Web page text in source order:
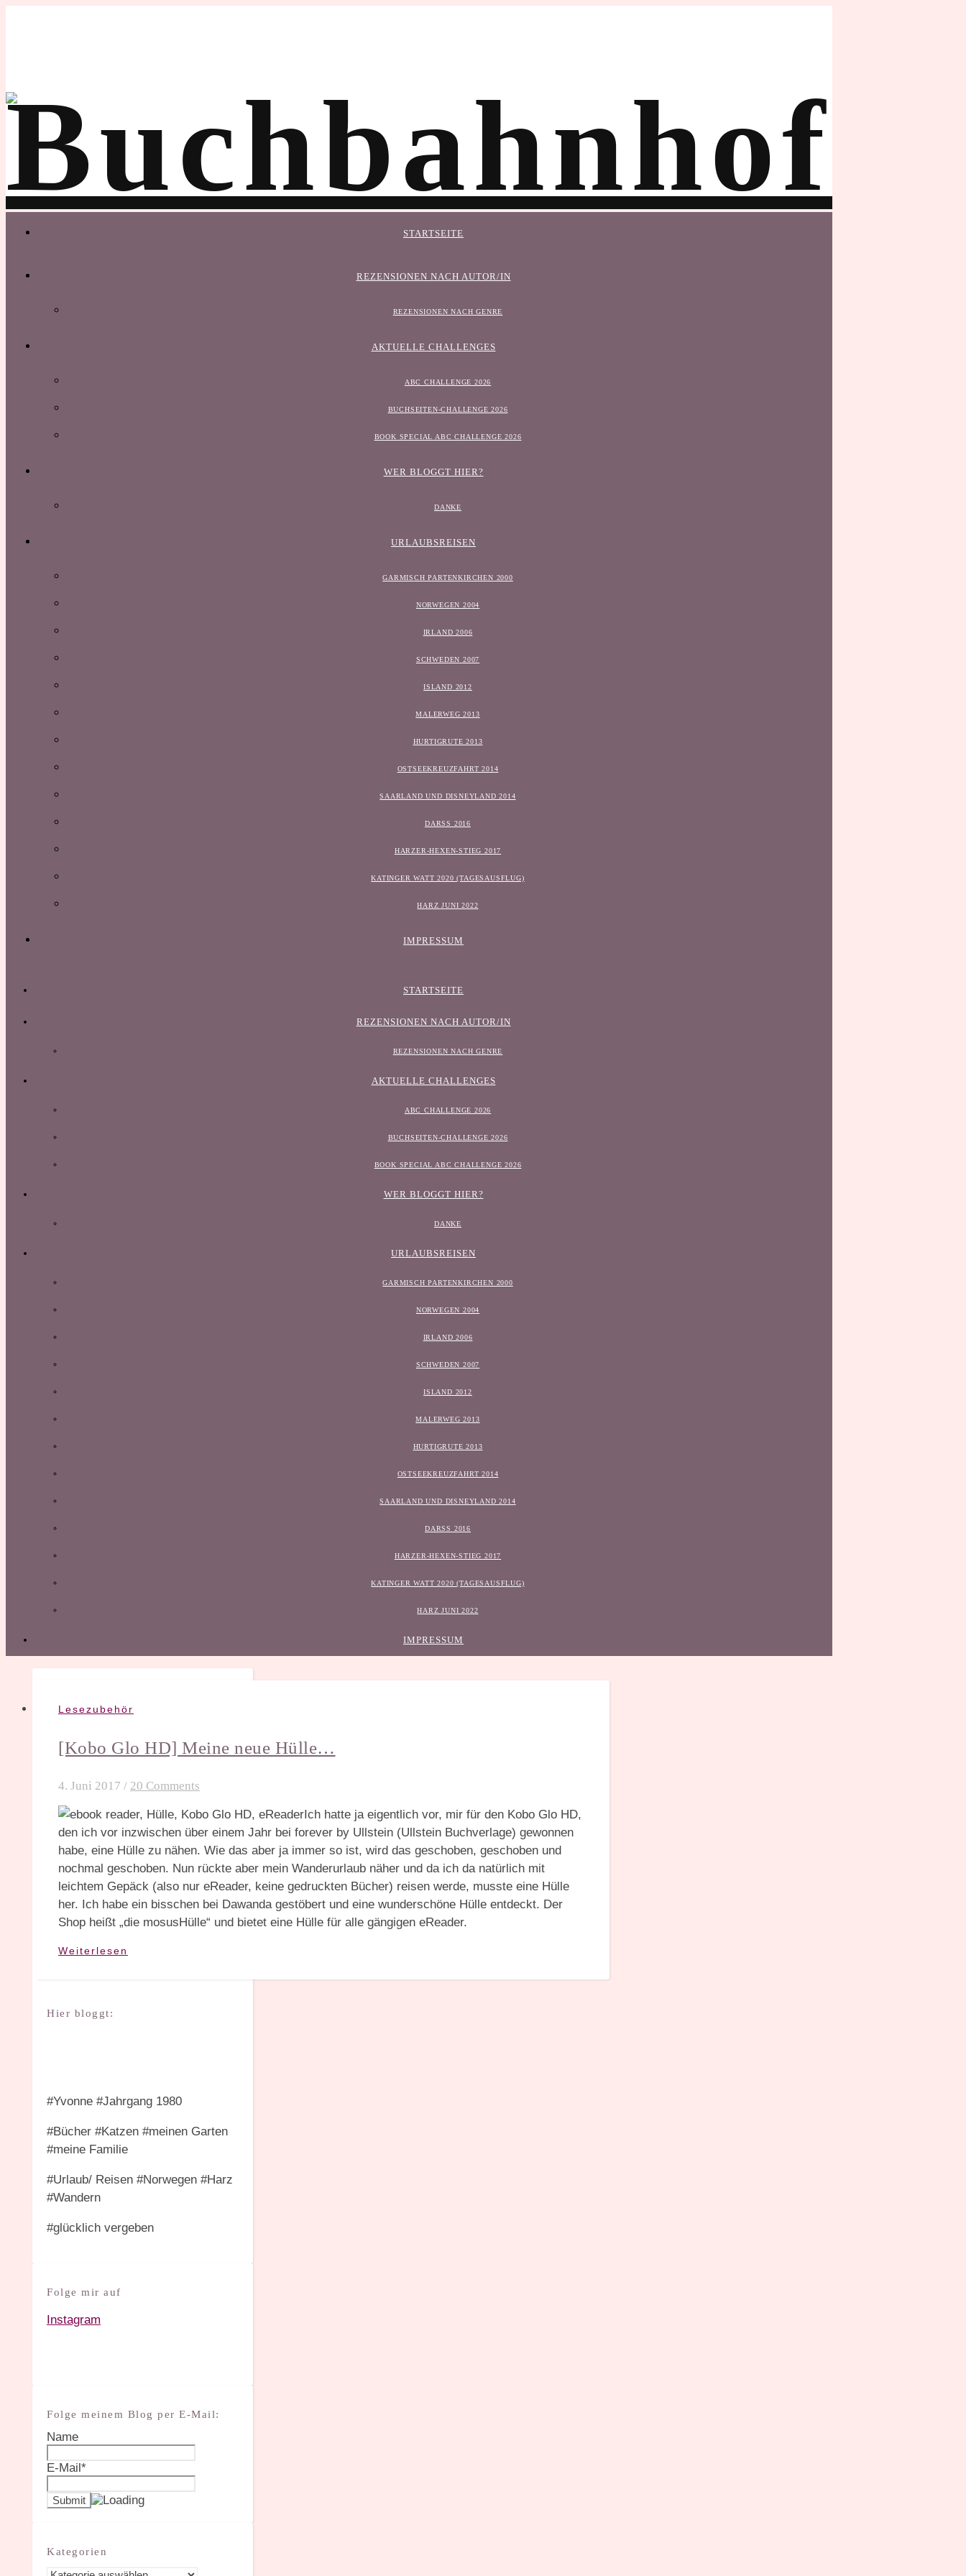
STARTSEITE
REZENSIONEN NACH AUTOR/IN
REZENSIONEN NACH GENRE
AKTUELLE CHALLENGES
ABC CHALLENGE 2026
BUCHSEITEN-CHALLENGE 2026
BOOK SPECIAL ABC CHALLENGE 2026
WER BLOGGT HIER?
DANKE
URLAUBSREISEN
GARMISCH PARTENKIRCHEN 2000
NORWEGEN 2004
IRLAND 2006
SCHWEDEN 2007
ISLAND 2012
MALERWEG 2013
HURTIGRUTE 2013
OSTSEEKREUZFAHRT 2014
SAARLAND UND DISNEYLAND 2014
DARSS 2016
HARZER-HEXEN-STIEG 2017
KATINGER WATT 2020 (TAGESAUSFLUG)
HARZ JUNI 2022
IMPRESSUM
STARTSEITE
REZENSIONEN NACH AUTOR/IN
REZENSIONEN NACH GENRE
AKTUELLE CHALLENGES
ABC CHALLENGE 2026
BUCHSEITEN-CHALLENGE 2026
BOOK SPECIAL ABC CHALLENGE 2026
WER BLOGGT HIER?
DANKE
URLAUBSREISEN
GARMISCH PARTENKIRCHEN 2000
NORWEGEN 2004
IRLAND 2006
SCHWEDEN 2007
ISLAND 2012
MALERWEG 2013
HURTIGRUTE 2013
OSTSEEKREUZFAHRT 2014
SAARLAND UND DISNEYLAND 2014
DARSS 2016
HARZER-HEXEN-STIEG 2017
KATINGER WATT 2020 (TAGESAUSFLUG)
HARZ JUNI 2022
IMPRESSUM
Lesezubehör
[Kobo Glo HD] Meine neue Hülle…
4. Juni 2017 / 20 Comments
Ich hatte ja eigentlich vor, mir für den Kobo Glo HD,
den ich vor inzwischen über einem Jahr bei forever by Ullstein (Ullstein Buchverlage) gewonnen
habe, eine Hülle zu nähen. Wie das aber ja immer so ist, wird das geschoben, geschoben und
nochmal geschoben. Nun rückte aber mein Wanderurlaub näher und da ich da natürlich mit
leichtem Gepäck (also nur eReader, keine gedruckten Bücher) reisen werde, musste eine Hülle
her. Ich habe ein bisschen bei Dawanda gestöbert und eine wunderschöne Hülle entdeckt. Der
Shop heißt „die mosusHülle“ und bietet eine Hülle für alle gängigen eReader.
Weiterlesen
Hier bloggt:
#Yvonne #Jahrgang 1980
#Bücher #Katzen #meinen Garten
#meine Familie
#Urlaub/ Reisen #Norwegen #Harz
#Wandern
#glücklich vergeben
Folge mir auf
Instagram
Folge meinem Blog per E-Mail:
Name
E-Mail*
Kategorien
Kategorien